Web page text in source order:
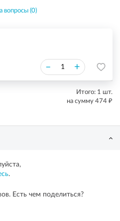
вопросы (0)
– +
Итого: 1 шт.
на сумму 474 ₽
.
Есть чем поделиться?